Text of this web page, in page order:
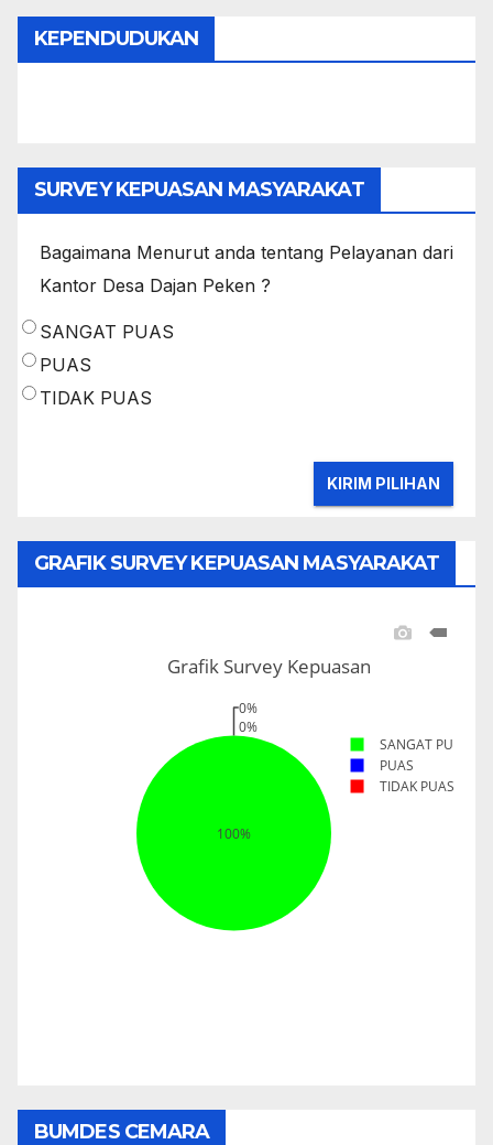
KEPENDUDUKAN
SURVEY KEPUASAN MASYARAKAT
Bagaimana Menurut anda tentang Pelayanan dari
Kantor Desa Dajan Peken ?
SANGAT PUAS
PUAS
TIDAK PUAS
GRAFIK SURVEY KEPUASAN MASYARAKAT
BUMDES CEMARA